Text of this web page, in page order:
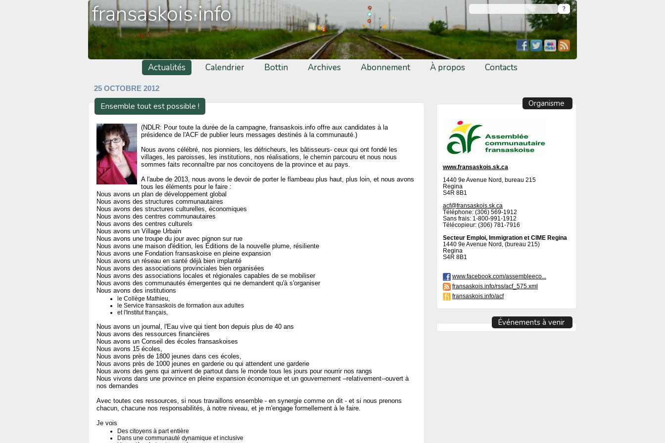
fransaskois·info
Actualités Calendrier Bottin Archives Abonnement À propos Contacts
25 OCTOBRE 2012
Ensemble tout est possible !
(NDLR: Pour toute la durée de la campagne, fransaskois.info offre aux candidates à la
présidence de l'ACF de publier leurs messages destinés à la communauté.)
Nous avons célébré, nos pionniers, les défricheurs, les bâtisseurs- ceux qui ont fondé les
villages, les paroisses, les institutions, nos réalisations, le chemin parcouru et nous nous
sommes faits reconnaître par nos concitoyens de la province et au pays.
A l'aube de 2013, nous avons le devoir de porter le flambeau plus haut, plus loin, et nous avons
tous les éléments pour le faire :
Nous avons un plan de développement global
Nous avons des structures communautaires
Nous avons des structures culturelles, économiques
Nous avons des centres communautaires
Nous avons des centres culturels
Nous avons un Village Urbain
Nous avons une troupe du jour avec pignon sur rue
Nous avons une maison d'édition, les Éditions de la nouvelle plume, résiliente
Nous avons une Fondation fransaskoise en pleine expansion
Nous avons un réseau en santé déjà bien implanté
Nous avons des associations provinciales bien organisées
Nous avons des associations locales et régionales capables de se mobiliser
Nous avons des communautés émergentes qui ne demandent qu'à s'organiser
Nous avons des institutions
le Collège Mathieu,
le Service fransaskois de formation aux adultes
et l'Institut français,
Nous avons un journal, l'Eau vive qui tient bon depuis plus de 40 ans
Nous avons des ressources financières
Nous avons un Conseil des écoles fransaskoises
Nous avons 15 écoles,
Nous avons près de 1800 jeunes dans ces écoles,
Nous avons près de 1000 jeunes en garderie ou qui attendent une garderie
Nous avons des gens qui arrivent de partout dans le monde tous les jours pour nourrir nos rangs
Nous vivons dans une province en pleine expansion économique et un gouvernement –relativement--ouvert à
nos demandes
Avec toutes ces ressources, si nous travaillons ensemble - en synergie comme on dit - et si nous prenons
chacun, chacune nos responsabilités, à notre niveau, et je m'engage formellement à le faire.
Je vois
Des citoyens à part entière
Dans une communauté dynamique et inclusive
Organisme
www.fransaskois.sk.ca
1440 9e Avenue Nord, bureau 215
Regina
S4R 8B1
acf@fransaskois.sk.ca
Téléphone: (306) 569-1912
Sans frais: 1-800-991-1912
Télécopieur: (306) 781-7916
Secteur Emploi, Immigration et CIME Regina
1440 9e Avenue Nord, (bureau 215)
Regina
S4R 8B1
www.facebook.com/assembleeco...
fransaskois.info/rss/acf_575.xml
fransaskois.info/acf
Événements à venir